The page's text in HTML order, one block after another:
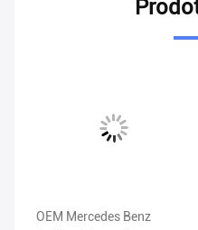
OEM Mercedes Benz